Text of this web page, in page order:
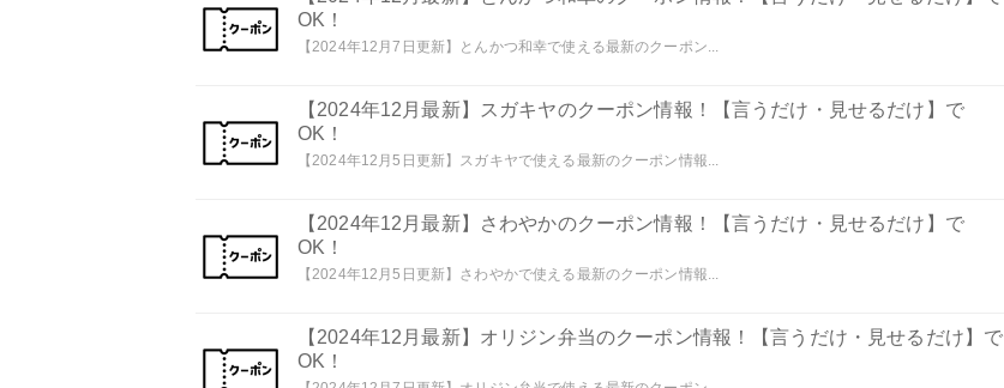
OK！
【2024年12月7日更新】とんかつ和幸で使える最新のクーポン...
【2024年12月最新】スガキヤのクーポン情報！【言うだけ・見せるだけ】で
OK！
【2024年12月5日更新】スガキヤで使える最新のクーポン情報...
【2024年12月最新】さわやかのクーポン情報！【言うだけ・見せるだけ】で
OK！
【2024年12月5日更新】さわやかで使える最新のクーポン情報...
【2024年12月最新】オリジン弁当のクーポン情報！【言うだけ・見せるだけ】で
OK！